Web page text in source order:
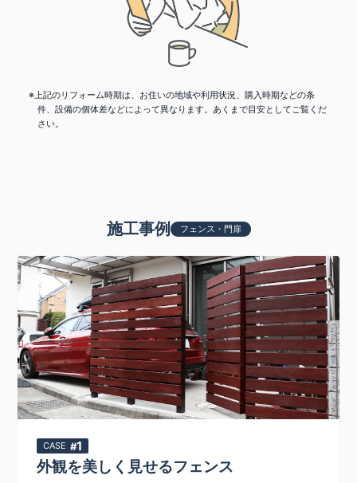
※上記のリフォーム時期は、お住いの地域や利用状況、購入時期などの条
件、設備の個体差などによって異なります。あくまで目安としてご覧くだ
さい。
施工事例 フェンス・門扉
CASE 1
外観を美しく見せるフェンス